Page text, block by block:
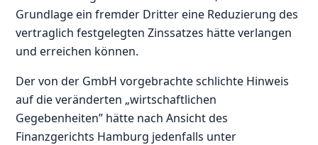
Grundlage ein fremder Dritter eine Reduzierung des
vertraglich festgelegten Zinssatzes hätte verlangen
und erreichen können.
Der von der GmbH vorgebrachte schlichte Hinweis
auf die veränderten „wirtschaftlichen
Gegebenheiten” hätte nach Ansicht des
Finanzgerichts Hamburg jedenfalls unter